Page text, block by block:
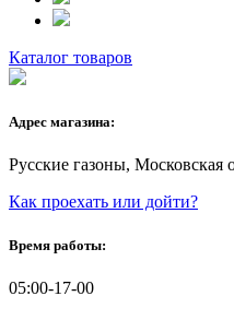
Каталог товаров
Адрес магазина:
Русские газоны, Московская
Как проехать или дойти?
Время работы:
05:00-17-00